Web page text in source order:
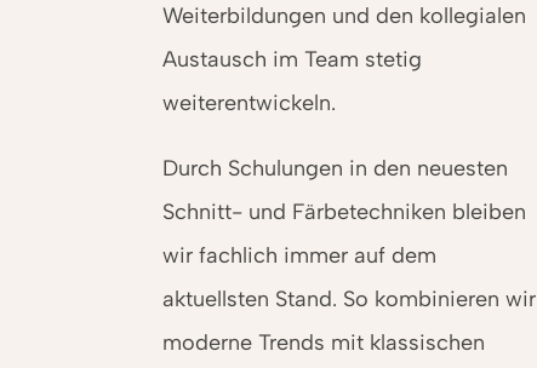
Weiterbildungen und den kollegialen
Austausch im Team stetig
weiterentwickeln.
Durch Schulungen in den neuesten
Schnitt- und Färbetechniken bleiben
wir fachlich immer auf dem
aktuellsten Stand. So kombinieren wir
moderne Trends mit klassischen